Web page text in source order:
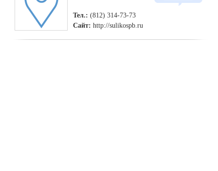
Тел.: (812) 314-73-73
Сайт: http://sulikospb.ru